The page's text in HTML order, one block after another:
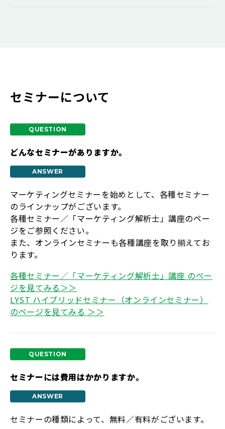
セミナーについて
どんなセミナーがありますか。
マーケティングセミナーを始めとして、各種セミナー
のラインナップがございます。
各種セミナー／「マーケティング解析士」講座のペー
ジをご参照ください。
また、オンラインセミナーも各種講座を取り揃えてお
ります。
各種セミナー／「マーケティング解析士」講座 のペー
ジを見てみる＞＞
LYST ハイブリッドセミナー（オンラインセミナー）
のページを見てみる ＞＞
セミナーには費用はかかりますか。
セミナーの種類によって、無料／有料がございます。